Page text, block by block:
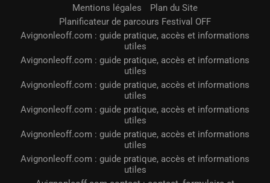
Mentions légales
Plan du Site
Planificateur de parcours Festival OFF
Avignonleoff.com : guide pratique, accès et informations
utiles
Avignonleoff.com : guide pratique, accès et informations
utiles
Avignonleoff.com : guide pratique, accès et informations
utiles
Avignonleoff.com : guide pratique, accès et informations
utiles
Avignonleoff.com : guide pratique, accès et informations
utiles
Avignonleoff.com : guide pratique, accès et informations
utiles